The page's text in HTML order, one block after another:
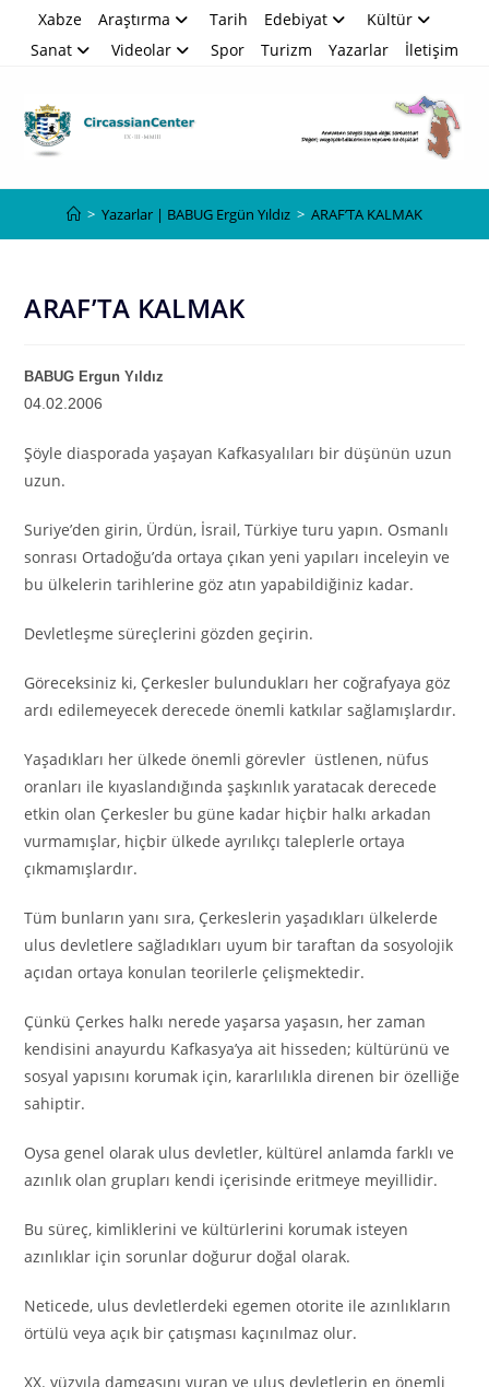
Xabze Araştırma Tarih Edebiyat
Kültür
Sanat
Videolar Spor Turizm Yazarlar İletişim
> Yazarlar | BABUG Ergün Yıldız > ARAF’TA KALMAK
ARAF’TA KALMAK
BABUG Ergun Yıldız
04.02.2006
Şöyle diasporada yaşayan Kafkasyalıları bir düşünün uzun
uzun.
Suriye’den girin, Ürdün, İsrail, Türkiye turu yapın. Osmanlı
sonrası Ortadoğu’da ortaya çıkan yeni yapıları inceleyin ve
bu ülkelerin tarihlerine göz atın yapabildiğiniz kadar.
Devletleşme süreçlerini gözden geçirin.
Göreceksiniz ki, Çerkesler bulundukları her coğrafyaya göz
ardı edilemeyecek derecede önemli katkılar sağlamışlardır.
Yaşadıkları her ülkede önemli görevler üstlenen, nüfus
oranları ile kıyaslandığında şaşkınlık yaratacak derecede
etkin olan Çerkesler bu güne kadar hiçbir halkı arkadan
vurmamışlar, hiçbir ülkede ayrılıkçı taleplerle ortaya
çıkmamışlardır.
Tüm bunların yanı sıra, Çerkeslerin yaşadıkları ülkelerde
ulus devletlere sağladıkları uyum bir taraftan da sosyolojik
açıdan ortaya konulan teorilerle çelişmektedir.
Çünkü Çerkes halkı nerede yaşarsa yaşasın, her zaman
kendisini anayurdu Kafkasya’ya ait hisseden; kültürünü ve
sosyal yapısını korumak için, kararlılıkla direnen bir özelliğe
sahiptir.
Oysa genel olarak ulus devletler, kültürel anlamda farklı ve
azınlık olan grupları kendi içerisinde eritmeye meyillidir.
Bu süreç, kimliklerini ve kültürlerini korumak isteyen
azınlıklar için sorunlar doğurur doğal olarak.
Neticede, ulus devletlerdeki egemen otorite ile azınlıkların
örtülü veya açık bir çatışması kaçınılmaz olur.
XX. yüzyıla damgasını vuran ve ulus devletlerin en önemli